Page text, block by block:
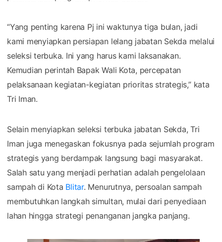
“Yang penting karena Pj ini waktunya tiga bulan, jadi
kami menyiapkan persiapan lelang jabatan Sekda melalui
seleksi terbuka. Ini yang harus kami laksanakan.
Kemudian perintah Bapak Wali Kota, percepatan
pelaksanaan kegiatan-kegiatan prioritas strategis,” kata
Tri Iman.
Selain menyiapkan seleksi terbuka jabatan Sekda, Tri
Iman juga menegaskan fokusnya pada sejumlah program
strategis yang berdampak langsung bagi masyarakat.
Salah satu yang menjadi perhatian adalah pengelolaan
sampah di Kota Blitar. Menurutnya, persoalan sampah
membutuhkan langkah simultan, mulai dari penyediaan
lahan hingga strategi penanganan jangka panjang.